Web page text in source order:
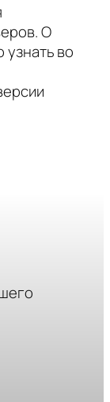
О
во